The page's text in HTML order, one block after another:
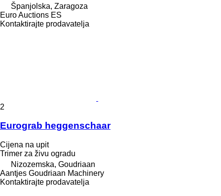
Španjolska, Zaragoza
Euro Auctions ES
Kontaktirajte prodavatelja
2
Eurograb heggenschaar
Cijena na upit
Trimer za živu ogradu
Nizozemska, Goudriaan
Aantjes Goudriaan Machinery
Kontaktirajte prodavatelja